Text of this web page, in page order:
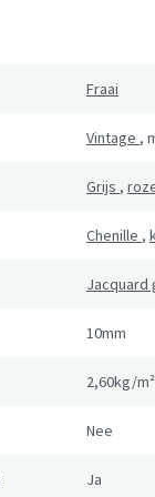
Fraai
Vintage ,
Grijs ,
Chenille ,
Jacquard
10mm
2,60kg/m²
Nee
Ja